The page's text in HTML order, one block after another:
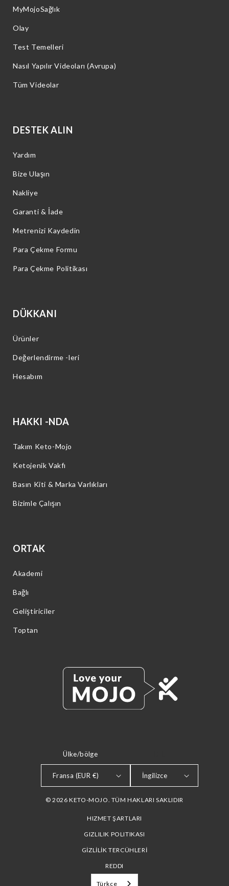
MyMojoSağlık
Olay
Test Temelleri
Nasıl Yapılır Videoları (Avrupa)
Tüm Videolar
DESTEK ALIN
Yardım
Bize Ulaşın
Nakliye
Garanti & İade
Metrenizi Kaydedin
Para Çekme Formu
Para Çekme Politikası
DÜKKANI
Ürünler
Değerlendirme -leri
Hesabım
HAKKI -NDA
Takım Keto-Mojo
Ketojenik Vakfı
Basın Kiti & Marka Varlıkları
Bizimle Çalışın
ORTAK
Akademi
Bağlı
Geliştiriciler
Toptan
Ülke/bölge
Fransa (EUR €) İngilizce
© 2026 KETO-MOJO. TÜM HAKLARI SAKLIDIR
HIZMET ŞARTLARI
GIZLILIK POLITIKASI
GİZLİLİK TERCÜHLERİ
REDDI
Türkçe